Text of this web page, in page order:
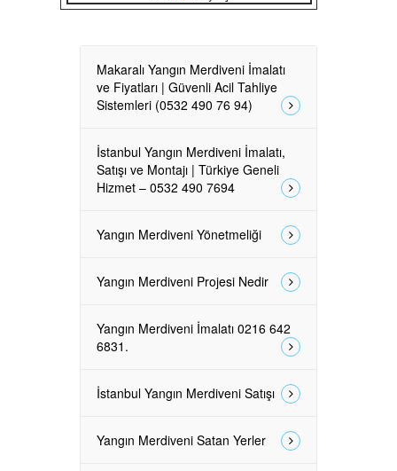
Makaralı Yangın Merdiveni İmalatı
ve Fiyatları | Güvenli Acil Tahliye
Sistemleri (0532 490 76 94)
İstanbul Yangın Merdiveni İmalatı,
Satışı ve Montajı | Türkiye Geneli
Hizmet – 0532 490 7694
Yangın Merdiveni Yönetmeliği
Yangın Merdiveni Projesi Nedir
Yangın Merdiveni İmalatı 0216 642
6831.
İstanbul Yangın Merdiveni Satışı
Yangın Merdiveni Satan Yerler